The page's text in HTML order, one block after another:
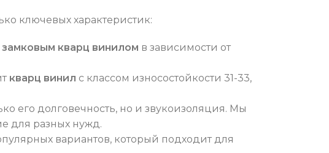
ключевых характеристик:
замковым кварц винилом в зависимости от
кварц винил с классом износостойкости 31-33,
его долговечность, но и звукоизоляция. Мы
для разных нужд.
вариантов, который подходит для